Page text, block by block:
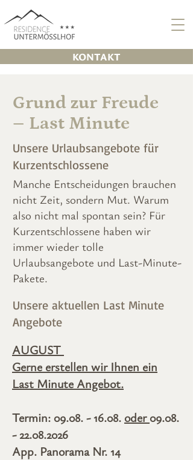
KONTAKT
Grund zur Freude
– Last Minute
Unsere Urlaubsangebote für
Kurzentschlossene
Manche Entscheidungen brauchen
nicht Zeit, sondern Mut. Warum
also nicht mal spontan sein? Für
Kurzentschlossene haben wir
immer wieder tolle
Urlaubsangebote und Last-Minute-
Pakete.
Unsere aktuellen Last Minute
Angebote
AUGUST
Gerne erstellen wir Ihnen ein
Last Minute Angebot.
Termin: 09.08. - 16.08. oder09.08.
- 22.08.2026
App. Panorama Nr. 14